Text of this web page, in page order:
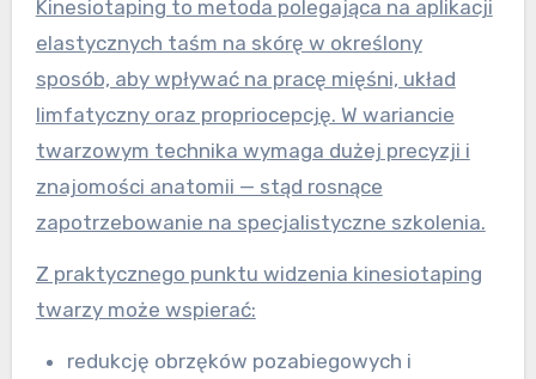
Kinesiotaping to metoda polegająca na aplikacji
elastycznych taśm na skórę w określony
sposób, aby wpływać na pracę mięśni, układ
limfatyczny oraz propriocepcję. W wariancie
twarzowym technika wymaga dużej precyzji i
znajomości anatomii — stąd rosnące
zapotrzebowanie na specjalistyczne szkolenia.
Z praktycznego punktu widzenia kinesiotaping
twarzy może wspierać:
redukcję obrzęków pozabiegowych i